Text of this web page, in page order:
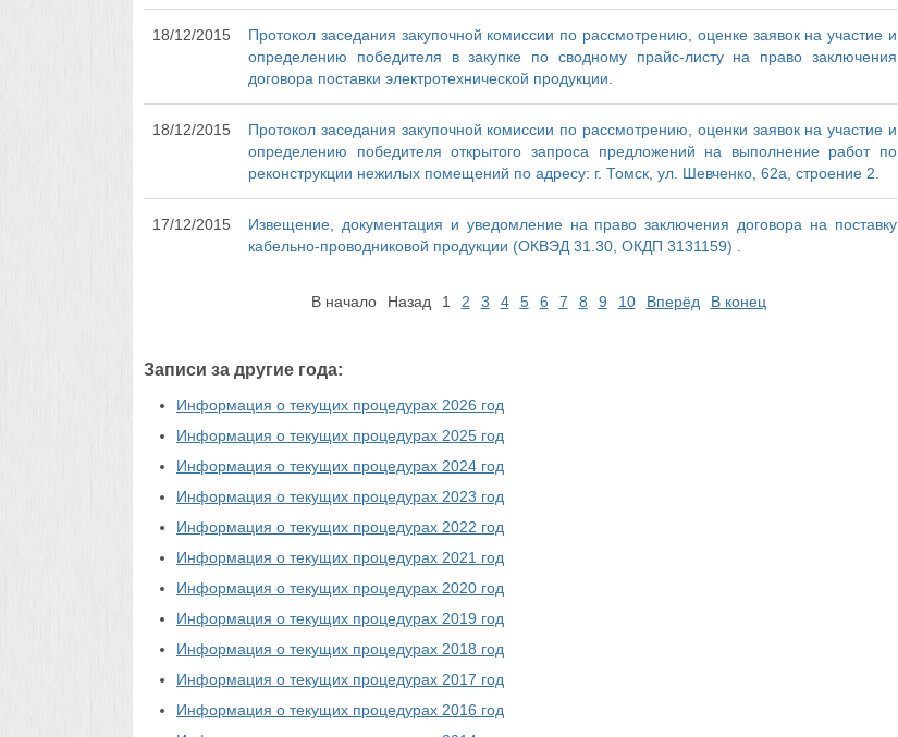
18/12/2015
Протокол заседания закупочной комиссии по рассмотрению, оценке заявок на участие и
определению победителя в закупке по сводному прайс-листу на право заключения
договора поставки электротехнической продукции.
18/12/2015
Протокол заседания закупочной комиссии по рассмотрению, оценки заявок на участие и
определению победителя открытого запроса предложений на выполнение работ по
реконструкции нежилых помещений по адресу: г. Томск, ул. Шевченко, 62а, строение 2.
17/12/2015
Извещение, документация и уведомление на право заключения договора на поставку
кабельно-проводниковой продукции (ОКВЭД 31.30, ОКДП 3131159) .
В начало Назад 1 2 3 4 5 6 7 8 9 10 Вперёд В конец
Записи за другие года:
Информация о текущих процедурах 2026 год
Информация о текущих процедурах 2025 год
Информация о текущих процедурах 2024 год
Информация о текущих процедурах 2023 год
Информация о текущих процедурах 2022 год
Информация о текущих процедурах 2021 год
Информация о текущих процедурах 2020 год
Информация о текущих процедурах 2019 год
Информация о текущих процедурах 2018 год
Информация о текущих процедурах 2017 год
Информация о текущих процедурах 2016 год